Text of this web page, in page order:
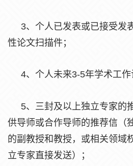
3、个人已发表或已接受发
性论文扫描件；
4、个人未来3-5年学术工作
5、三封及以上独立专家的
供导师或合作导师的推荐信（
的副教授和教授，或相关领域
立专家直接发送）；